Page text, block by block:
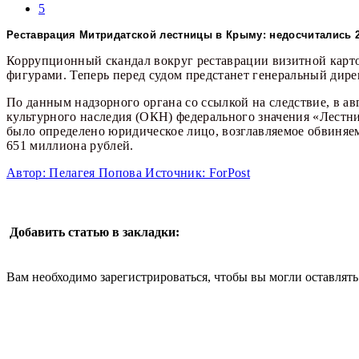
5
Реставрация Митридатской лестницы в Крыму: недосчитались
Коррупционный скандал вокруг реставрации визитной
фигурами. Теперь перед судом предстанет генеральный
По данным надзорного органа со ссылкой на следствие, в
культурного наследия (ОКН) федерального значения
было определено юридическое лицо, возглавляемое
651 миллиона рублей.
Автор: Пелагея Попова Источник: ForPost
Добавить статью в закладки:
Вам необходимо зарегистрироваться, чтобы вы могли